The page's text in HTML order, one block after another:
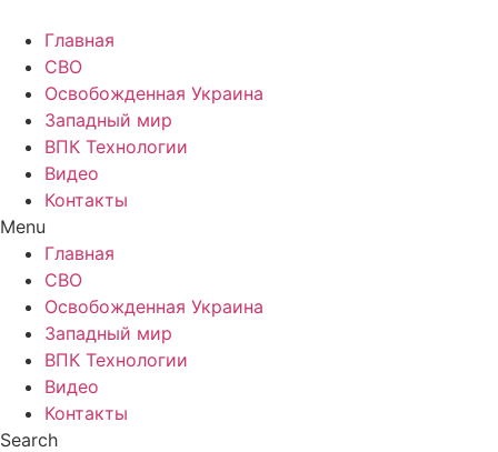
Главная
СВО
Освобожденная Украина
Западный мир
ВПК Технологии
Видео
Контакты
Menu
Главная
СВО
Освобожденная Украина
Западный мир
ВПК Технологии
Видео
Контакты
Search